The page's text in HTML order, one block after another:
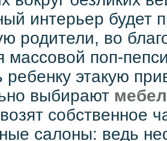
интерьер будет
родители, во
массовой поп-
ребенку этакую
выбирают
собственное
салоны: ведь